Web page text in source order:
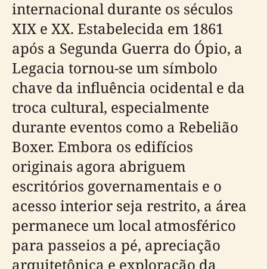
internacional durante os séculos
XIX e XX. Estabelecida em 1861
após a Segunda Guerra do Ópio, a
Legacia tornou-se um símbolo
chave da influência ocidental e da
troca cultural, especialmente
durante eventos como a Rebelião
Boxer. Embora os edifícios
originais agora abriguem
escritórios governamentais e o
acesso interior seja restrito, a área
permanece um local atmosférico
para passeios a pé, apreciação
arquitetônica e exploração da